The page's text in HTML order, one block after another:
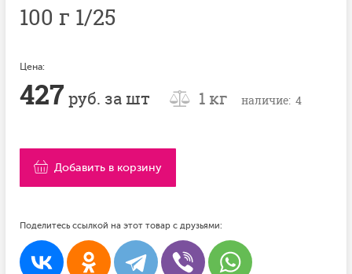
100 г 1/25
Цена:
427 руб. за шт 1 кг наличие: 4
Добавить в корзину
Поделитесь ссылкой на этот товар с друзьями: